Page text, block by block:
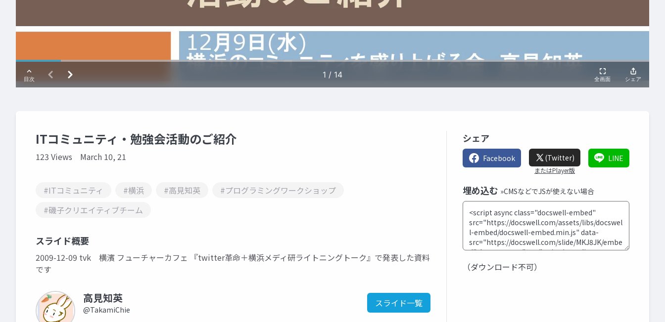
ITコミュニティ・勉強会活動のご紹介
123 Views March 10, 21
#ITコミュニティ #横浜 #高見知英
#プログラミングワークショップ
#磯子クリエイティブチーム
スライド概要
2009-12-09 tvk 横濱 フューチャーカフェ 『twitter革命＋横浜メディ研ライトニングトーク』で発表した資料
です
高見知英
@TakamiChie
スライド一覧
シェア
Facebook (Twitter)
またはPlayer版
LINE
埋め込む »CMSなどでJSが使えない場合
（ダウンロード不可）